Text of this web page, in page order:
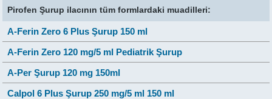
Pirofen Şurup ilacının tüm formlardaki muadilleri:
A-Ferin Zero 6 Plus Şurup 150 ml
A-Ferin Zero 120 mg/5 ml Pediatrik Şurup
A-Per Şurup 120 mg 150ml
Calpol 6 Plus Şurup 250 mg/5 ml 150 ml